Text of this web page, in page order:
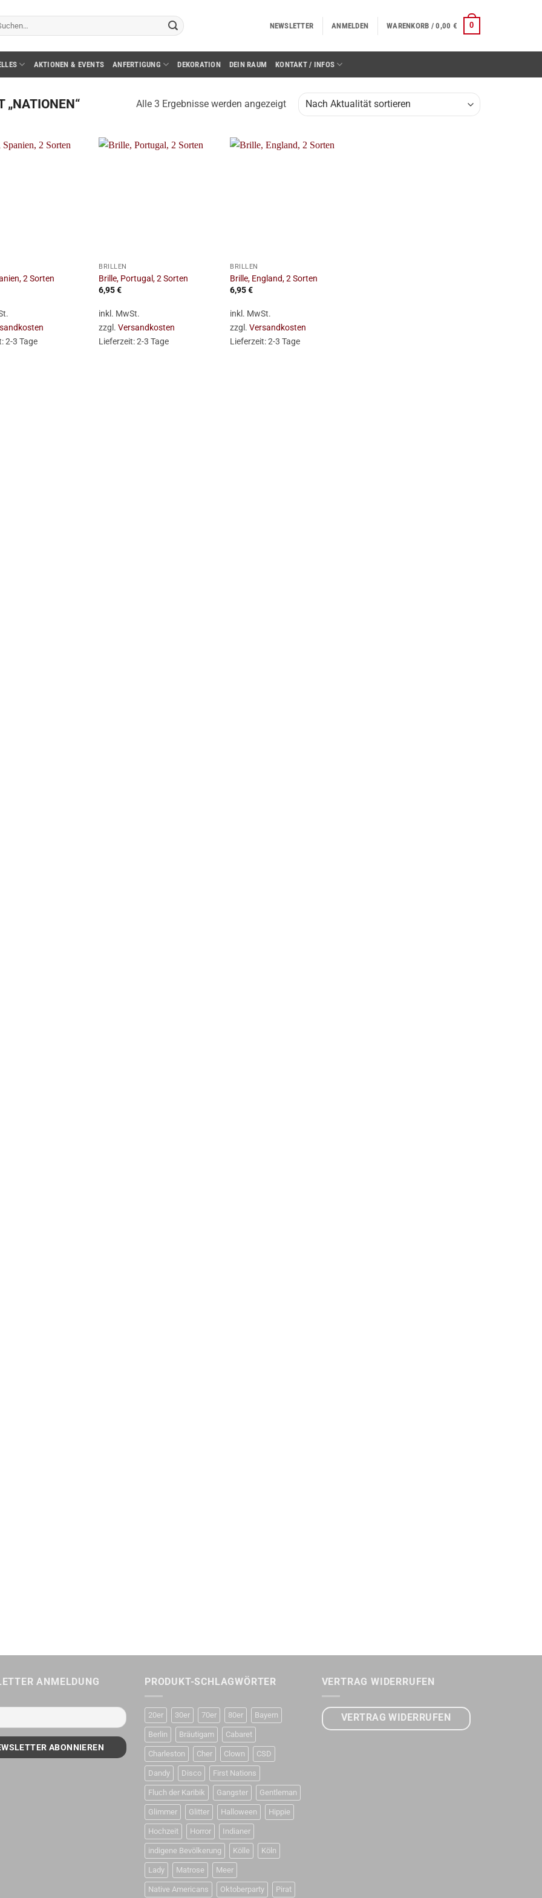
NEWSLETTER ANMELDEN WARENKORB /0,00 € 0
AKTIONEN & EVENTS ANFERTIGUNG DEKORATION DEIN RAUM KONTAKT / INFOS
„NATIONEN“ Alle 3 Ergebnisse werden angezeigtNach
Aktualität
2 Sorten
2-3 Tage
BRILLEN
Brille, Portugal, 2 Sorten
6,95€
inkl. MwSt.
zzgl.Versandkosten
Lieferzeit:2-3 Tage
BRILLEN
Brille, England, 2 Sorten
6,95€
inkl. MwSt.
zzgl.Versandkosten
Lieferzeit:2-3 Tage
ANMELDUNG PRODUKT-SCHLAGWÖRTER
20er 30er 70er 80er Bayern
Berlin Bräutigam Cabaret
Charleston Cher Clown CSD
Dandy Disco First Nations
Fluch der Karibik Gangster Gentleman
Glimmer Glitter Halloween Hippie
Hochzeit Horror Indianer
indigene Bevölkerung Kölle Köln
Lady Matrose Meer
Native Americans Oktoberparty Pirat
VERTRAG WIDERRUFEN
VERTRAG WIDERRUFEN